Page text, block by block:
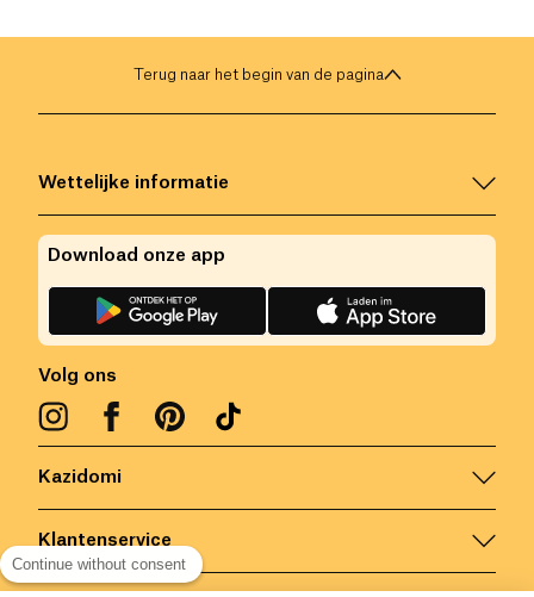
Terug naar het begin van de pagina
Kazidomi
Klantenservice
Wettelijke informatie
Volg ons
Download onze app
Continue without consent